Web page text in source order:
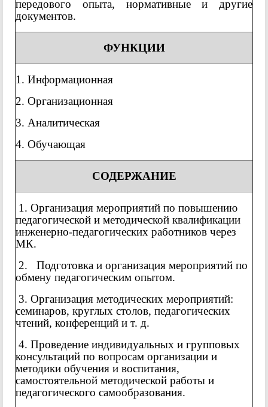
передового опыта, нормативные и другие
документов.
ФУНКЦИИ
1. Информационная
2. Организационная
3. Аналитическая
4. Обучающая
СОДЕРЖАНИЕ
1. Организация мероприятий по повышению
педагогической и методической квалификации
инженерно-педагогических работников через
МК.
2. Подготовка и организация мероприятий по
обмену педагогическим опытом.
3. Организация методических мероприятий:
семинаров, круглых столов, педагогических
чтений, конференций и т. д.
4. Проведение индивидуальных и групповых
консультаций по вопросам организации и
методики обучения и воспитания,
самостоятельной методической работы и
педагогического самообразования.